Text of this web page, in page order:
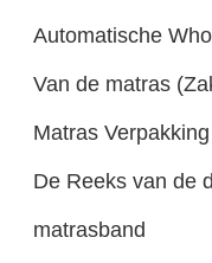
Automatische
Van de matras
Matras
De Reeks van de
matrasband